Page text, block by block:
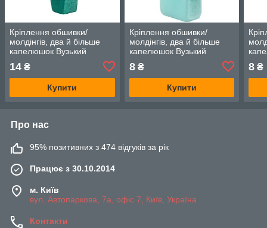
Кріплення обшивки/
молдінгів, два й більше
капелюшок Вузький
капелюшок — Honda Logo
14 ₴
Купити
Кріплення обшивки/
молдінгів, два й більше
капелюшок Вузький
капелюшок — Honda Logo
8₴
Купити
8 ₴
Про нас
95% позитивних з 474 відгуків за рік
Працює з 30.10.2014
м. Київ
вул. Автопаркова, 7а, офіс 7, Київ, Україна
Контакти